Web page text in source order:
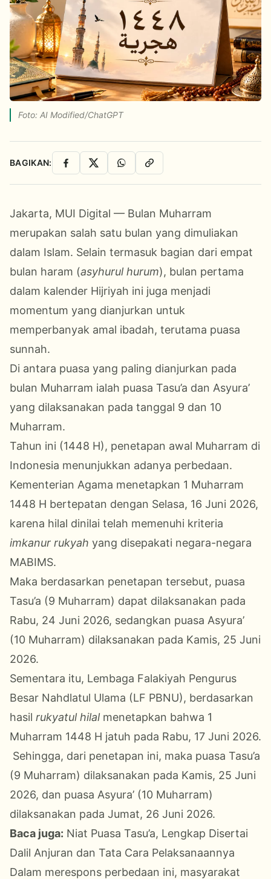
Foto: AI Modified/ChatGPT
BAGIKAN: Facebook
X WhatsAppSalin Link
Jakarta, MUI Digital — Bulan Muharram
merupakan salah satu bulan yang dimuliakan
dalam Islam. Selain termasuk bagian dari empat
bulan haram (asyhurul hurum), bulan pertama
dalam kalender Hijriyah ini juga menjadi
momentum yang dianjurkan untuk
memperbanyak amal ibadah, terutama puasa
sunnah.
Di antara puasa yang paling dianjurkan pada
bulan Muharram ialah puasa Tasu’a dan Asyura’
yang dilaksanakan pada tanggal 9 dan 10
Muharram.
Tahun ini (1448 H), penetapan awal Muharram di
Indonesia menunjukkan adanya perbedaan.
Kementerian Agama menetapkan 1 Muharram
1448 H bertepatan dengan Selasa, 16 Juni 2026,
karena hilal dinilai telah memenuhi kriteria
imkanur rukyah yang disepakati negara-negara
MABIMS.
Maka berdasarkan penetapan tersebut, puasa
Tasu’a (9 Muharram) dapat dilaksanakan pada
Rabu, 24 Juni 2026, sedangkan puasa Asyura’
(10 Muharram) dilaksanakan pada Kamis, 25 Juni
2026.
Sementara itu, Lembaga Falakiyah Pengurus
Besar Nahdlatul Ulama (LF PBNU), berdasarkan
hasil rukyatul hilalmenetapkan bahwa 1
Muharram 1448 H jatuh pada Rabu, 17 Juni 2026.
Sehingga, dari penetapan ini, maka puasa Tasu’a
(9 Muharram) dilaksanakan pada Kamis, 25 Juni
2026, dan puasa Asyura’ (10 Muharram)
dilaksanakan pada Jumat, 26 Juni 2026.
Baca juga: Niat Puasa Tasu’a, Lengkap Disertai
Dalil Anjuran dan Tata Cara Pelaksanaannya
Dalam merespons perbedaan ini, masyarakat